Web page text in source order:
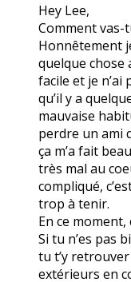
Hey Lee,
Comment vas-
Honnêtement
quelque chose
facile et je
qu’il y a
mauvaise
perdre un ami
ça m’a fait
très mal au
compliqué,
trop à tenir.
En ce
Si tu n’es pas
tu t’y
extérieurs en